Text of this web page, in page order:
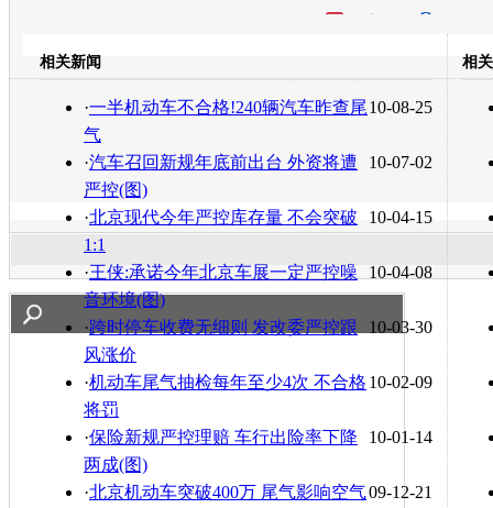
转发至：
相关新闻
10-08-25
·一半机动车不合格!240辆汽车昨查尾
气
10-07-02
·汽车召回新规年底前出台 外资将遭
严控(图)
10-04-15
·北京现代今年严控库存量 不会突破
1:1
10-04-08
·王侠:承诺今年北京车展一定严控噪
音环境(图)
10-03-30
·跨时停车收费无细则 发改委严控跟
风涨价
10-02-09
·机动车尾气抽检每年至少4次 不合格
将罚
10-01-14
·保险新规严控理赔 车行出险率下降
两成(图)
09-12-21
·北京机动车突破400万 尾气影响空气
相